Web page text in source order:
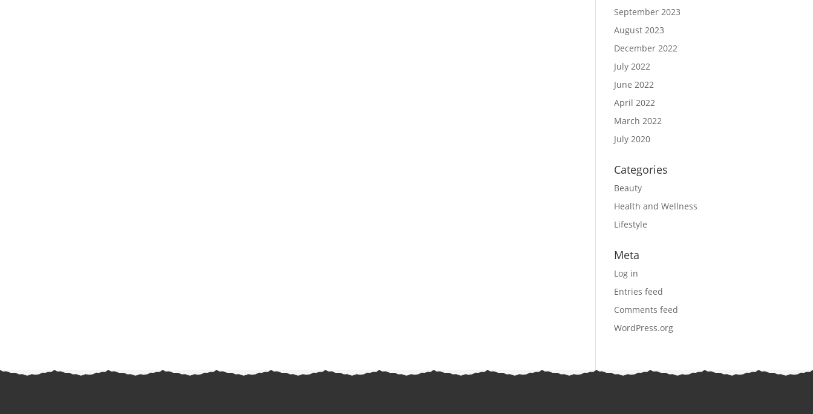
September 2023
August 2023
December 2022
July 2022
June 2022
April 2022
March 2022
July 2020
Categories
Beauty
Health and Wellness
Lifestyle
Meta
Log in
Entries feed
Comments feed
WordPress.org